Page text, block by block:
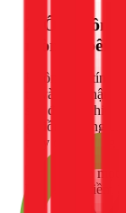
2. Ống
mòn từ bên
Không cấp tính
từ và khó nhận
sau đó xuất
gỉ đồng (đồng
thấy đường ống